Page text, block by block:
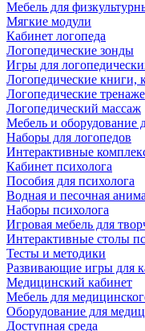
Мебель для
Мягкие модули
Кабинет логопеда
Логопедические зонды
Игры для
Логопедические книги,
Логопедические
Логопедический массаж
Мебель и оборудование
Наборы для логопедов
Интерактивные
Кабинет психолога
Пособия для психолога
Водная и песочная
Наборы психолога
Игровая мебель для
Интерактивные столы
Тесты и методики
Развивающие игры для
Медицинский кабинет
Мебель для
Оборудование для
Доступная среда